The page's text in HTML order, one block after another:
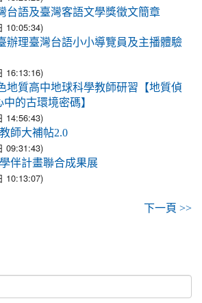
台語及臺灣客語文學獎徵文簡章
10:05:34)
辦理臺灣台語小小導覽員及主播體驗
16:13:16)
地質高中地球科學教師研習【地質偵
的古環境密碼】
14:56:43)
師大補帖2.0
09:31:43)
伴計畫聯合成果展
10:13:07)
下一頁 >>